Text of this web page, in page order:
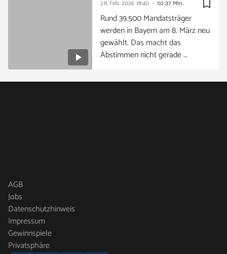
bookmark_border
28. Feb. 2026 18:40 02:37 Min.
Rund 39.500 Mandatsträger
werden in Bayern am 8. März neu
gewählt. Das macht das
Abstimmen nicht gerade …
AGB
Jobs
Datenschutzhinweis
Impressum
Gewinnspiele
Privatsphäre